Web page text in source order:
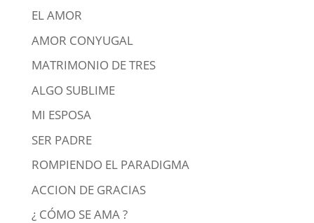
EL AMOR
AMOR CONYUGAL
MATRIMONIO DE TRES
ALGO SUBLIME
MI ESPOSA
SER PADRE
ROMPIENDO EL PARADIGMA
ACCION DE GRACIAS
¿ CÓMO SE AMA ?